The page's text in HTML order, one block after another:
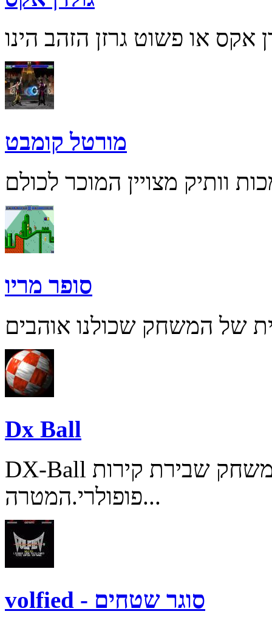
מורטל קומבט
סופר מריו
Dx Ball
DX-Ball בגירסתו השנייה הוא משחק שבירת קירות
פופולרי.המטרה...
volfied - סוגר שטחים